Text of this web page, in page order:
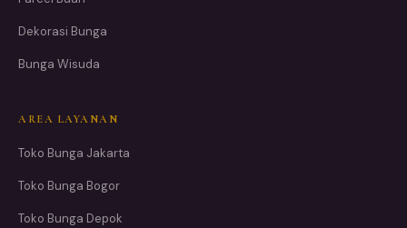
Dekorasi Bunga
Bunga Wisuda
AREA LAYANAN
Toko Bunga Jakarta
Toko Bunga Bogor
Toko Bunga Depok